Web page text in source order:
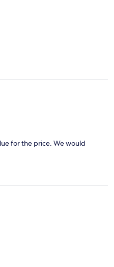
for the price. We would